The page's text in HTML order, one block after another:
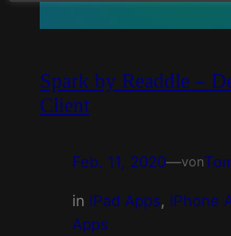
Spark by Readdle –
Client
Feb. 11, 2020—von
in iPad Apps, iPhone
Apps